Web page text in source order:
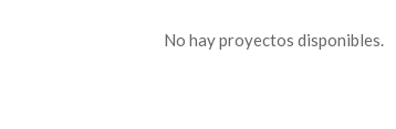
No hay proyectos disponibles.